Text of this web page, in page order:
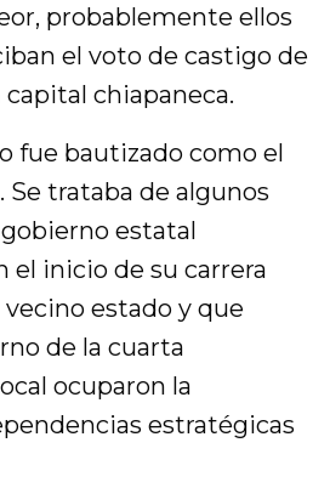
probablemente ellos
el voto de castigo de
chiapaneca.
fue bautizado como el
Se trataba de algunos
estatal
el inicio de su carrera
estado y que
de la cuarta
ocuparon la
estratégicas